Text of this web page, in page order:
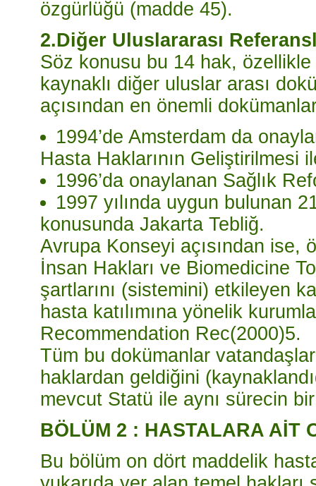
özgürlüğü (madde 45).
2.Diğer Uluslararası
Söz konusu bu 14 hak,
kaynaklı diğer uluslar arası
açısından en önemli
1994’de Amsterdam da
Hasta Haklarının Geliştirilmesi
1996’da onaylanan Sağlık
1997 yılında uygun bulunan
konusunda Jakarta Tebliğ.
Avrupa Konseyi açısından ise,
İnsan Hakları ve Biomedicine
şartlarını (sistemini) etkileyen
hasta katılımına yönelik
Recommendation Rec(2000)5.
Tüm bu dokümanlar
haklardan geldiğini
mevcut Statü ile aynı sürecin
BÖLÜM 2 : HASTALARA AİT
Bu bölüm on dört maddelik